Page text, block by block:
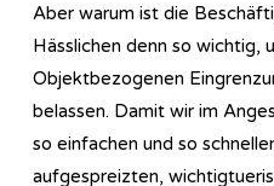
Aber warum ist die
Hässlichen denn so wichtig,
Objektbezogenen
belassen. Damit wir im
so einfachen und so
aufgespreizten,